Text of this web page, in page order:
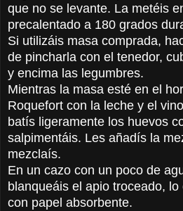
que no se levante. La metéis
precalentado a 180 grados
Si utilizáis masa comprada,
de pincharla con el tenedor,
y encima las legumbres.
Mientras la masa esté en el
Roquefort con la leche y el
batís ligeramente los huevos
salpimentáis. Les añadís la
mezclaís.
En un cazo con un poco de
blanqueáis el apio troceado,
con papel absorbente.